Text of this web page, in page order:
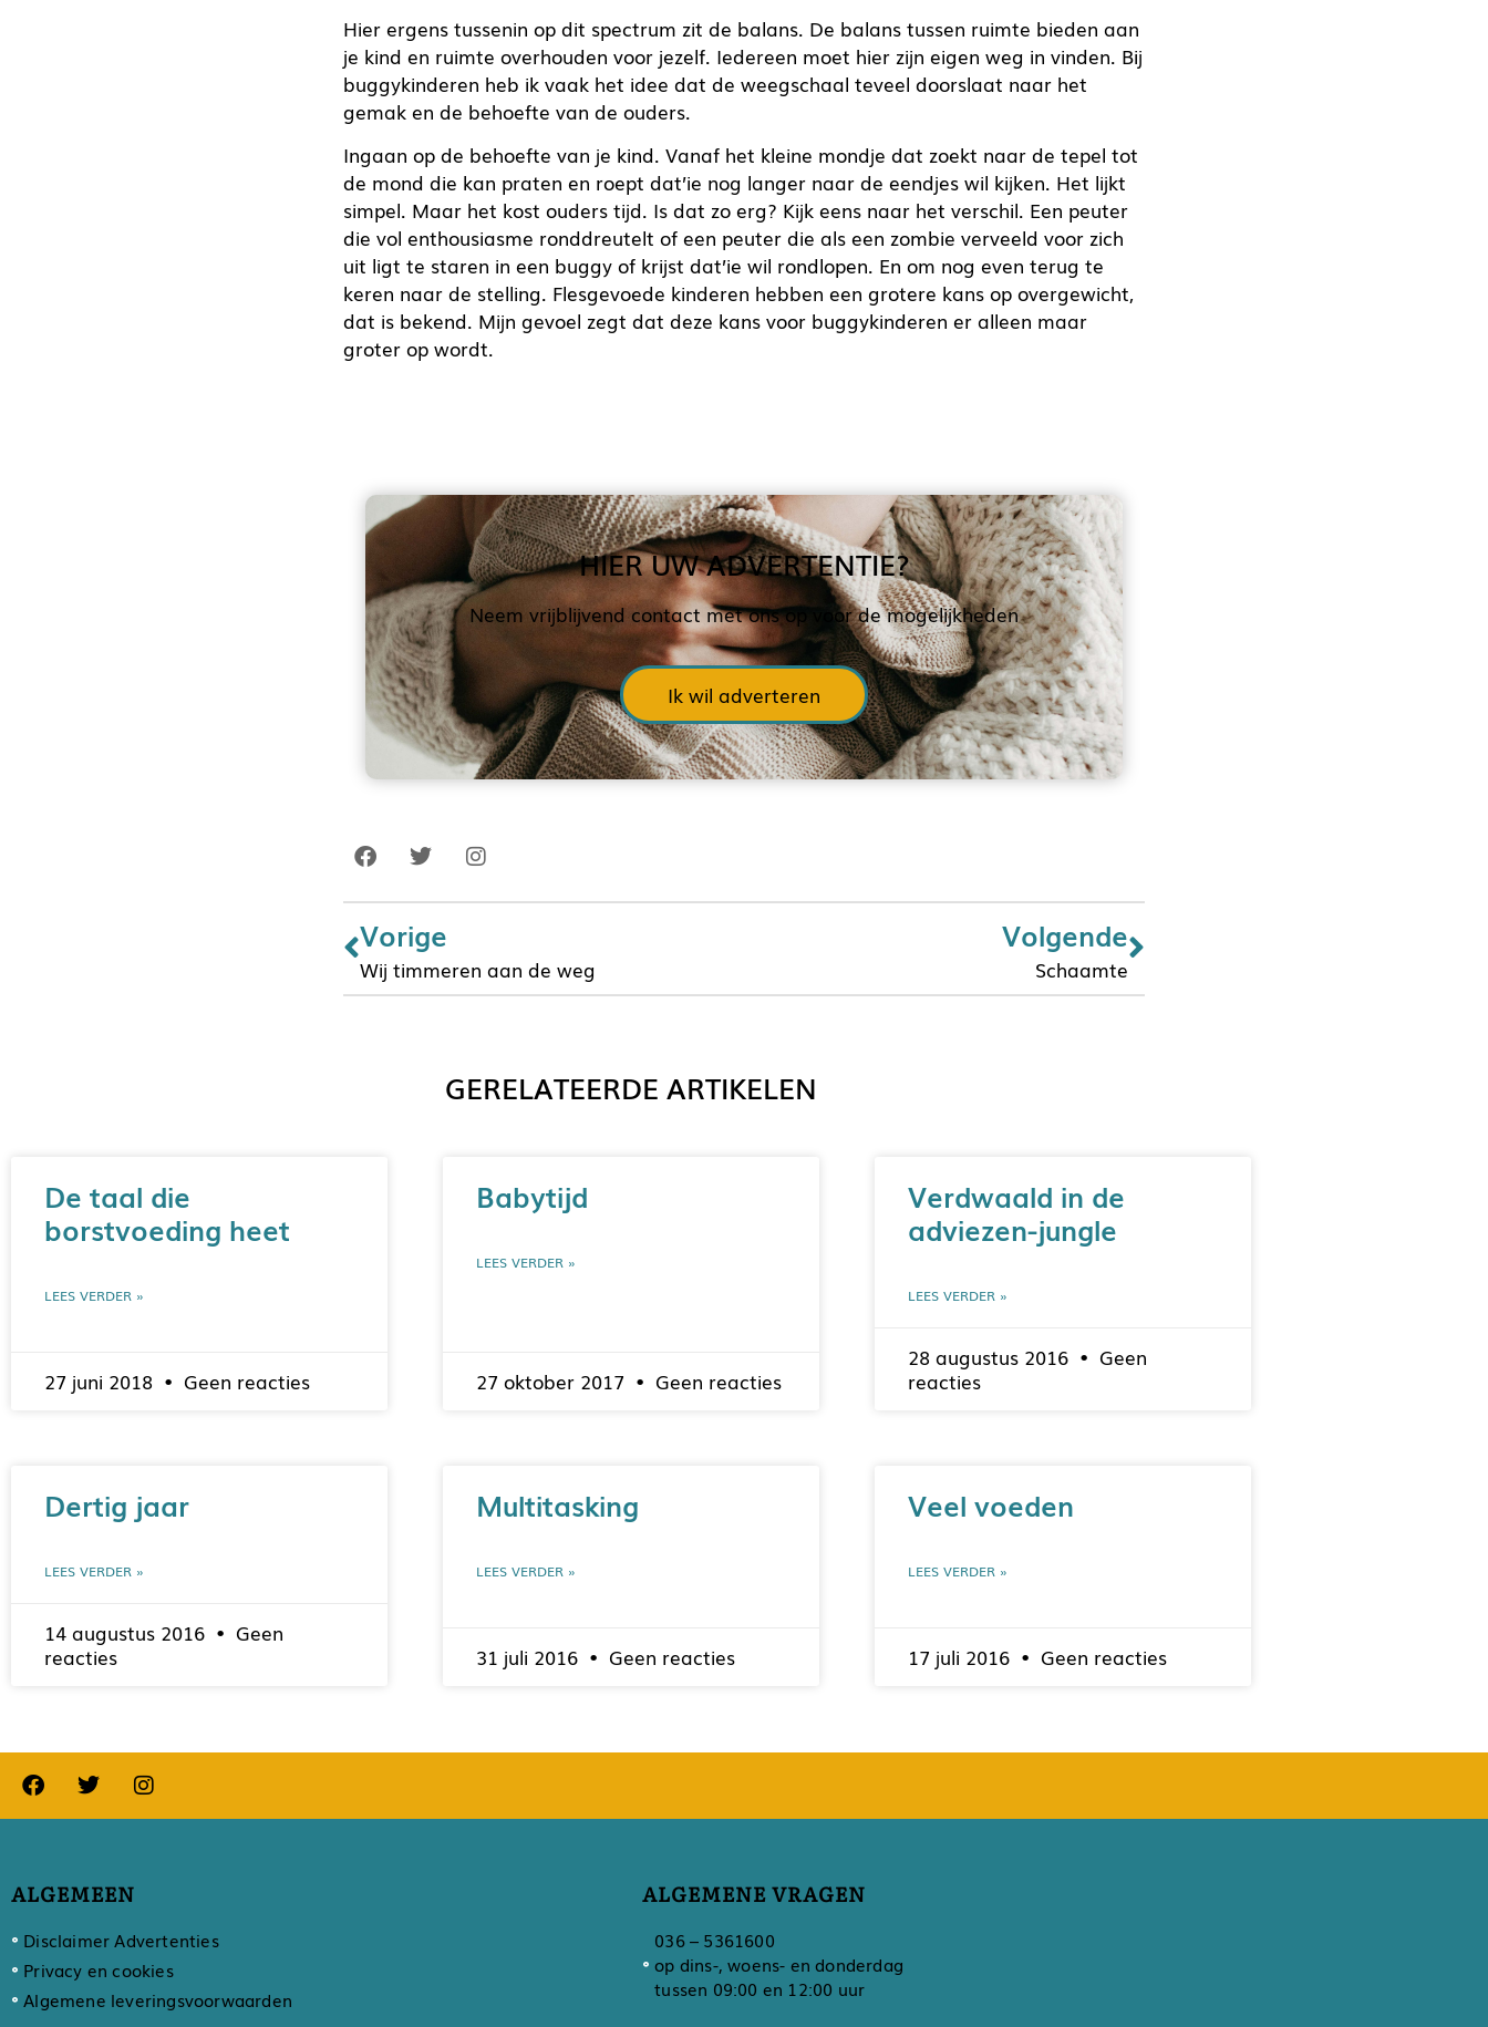
Hier ergens tussenin op dit spectrum zit de balans. De balans tussen ruimte bieden aan
je kind en ruimte overhouden voor jezelf. Iedereen moet hier zijn eigen weg in vinden. Bij
buggykinderen heb ik vaak het idee dat de weegschaal teveel doorslaat naar het
gemak en de behoefte van de ouders.
Ingaan op de behoefte van je kind. Vanaf het kleine mondje dat zoekt naar de tepel tot
de mond die kan praten en roept dat’ie nog langer naar de eendjes wil kijken. Het lijkt
simpel. Maar het kost ouders tijd. Is dat zo erg? Kijk eens naar het verschil. Een peuter
die vol enthousiasme ronddreutelt of een peuter die als een zombie verveeld voor zich
uit ligt te staren in een buggy of krijst dat’ie wil rondlopen. En om nog even terug te
keren naar de stelling. Flesgevoede kinderen hebben een grotere kans op overgewicht,
dat is bekend. Mijn gevoel zegt dat deze kans voor buggykinderen er alleen maar
groter op wordt.
HIER UW ADVERTENTIE?
Neem vrijblijvend contact met ons op voor de mogelijkheden
Ik wil adverteren
Vorige
Wij timmeren aan de weg
Volgende
Schaamte
GERELATEERDE ARTIKELEN
De taal die
borstvoeding heet
LEES VERDER »
27 juni 2018 Geen reacties
Babytijd
LEES VERDER »
27 oktober 2017 Geen reacties
Verdwaald in de
adviezen-jungle
LEES VERDER »
28 augustus 2016
Geen
reacties
Dertig jaar
LEES VERDER »
14 augustus 2016
Geen
reacties
Multitasking
LEES VERDER »
31 juli 2016 Geen reacties
Veel voeden
LEES VERDER »
17 juli 2016 Geen reacties
ALGEMEEN
Disclaimer Advertenties
Privacy en cookies
Algemene leveringsvoorwaarden
ALGEMENE VRAGEN
036 – 5361600
op dins-, woens- en donderdag
tussen 09:00 en 12:00 uur